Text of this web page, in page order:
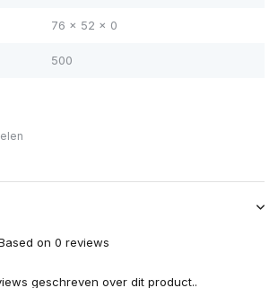
76 x 52 x 0
500
on 0 reviews
geschreven over dit product..